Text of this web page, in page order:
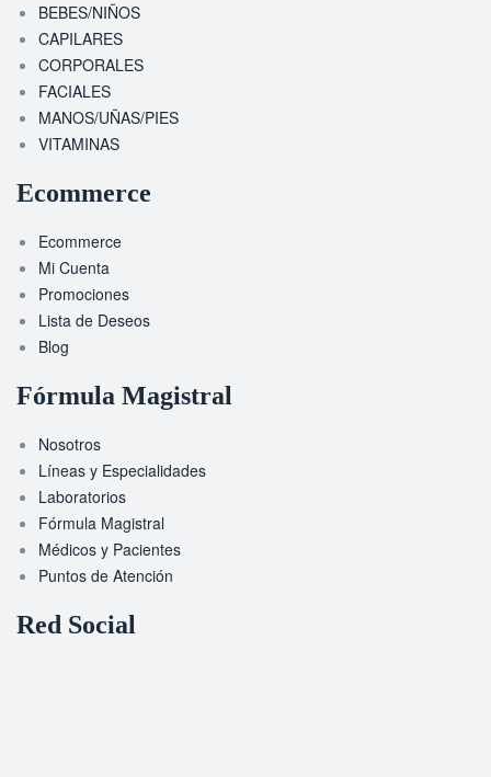
BEBES/NIÑOS
CAPILARES
CORPORALES
FACIALES
MANOS/UÑAS/PIES
VITAMINAS
Ecommerce
Ecommerce
Mi Cuenta
Promociones
Lista de Deseos
Blog
Fórmula Magistral
Nosotros
Líneas y Especialidades
Laboratorios
Fórmula Magistral
Médicos y Pacientes
Puntos de Atención
Red Social